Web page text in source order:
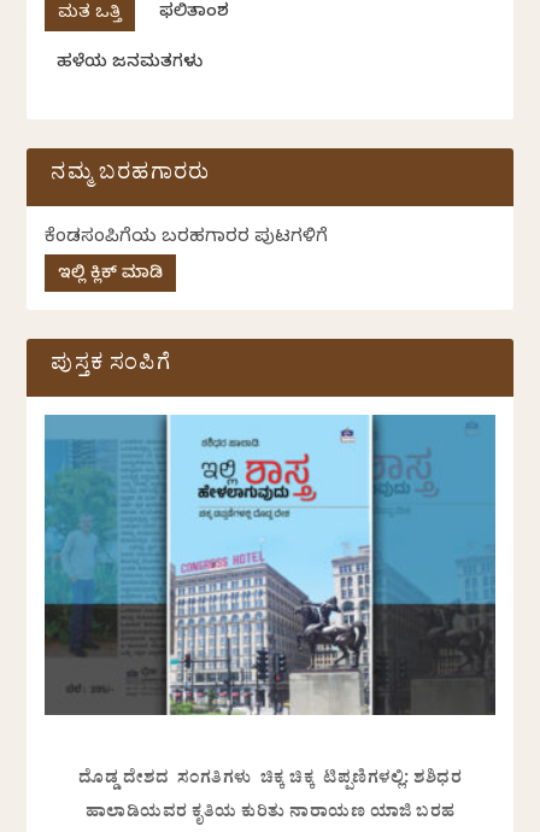
ಫಲಿತಾಂಶ
ಹಳೆಯ ಜನಮತಗಳು
ನಮ್ಮ ಬರಹಗಾರರು
ಕೆಂಡಸಂಪಿಗೆಯ ಬರಹಗಾರರ ಪುಟಗಳಿಗೆ
ಇಲ್ಲಿ ಕ್ಲಿಕ್ ಮಾಡಿ
ಪುಸ್ತಕ ಸಂಪಿಗೆ
ದೊಡ್ಡ ದೇಶದ ಸಂಗತಿಗಳು ಚಿಕ್ಕ ಚಿಕ್ಕ ಟಿಪ್ಪಣಿಗಳಲ್ಲಿ: ಶಶಿಧರ
ಹಾಲಾಡಿಯವರ ಕೃತಿಯ ಕುರಿತು ನಾರಾಯಣ ಯಾಜಿ ಬರಹ